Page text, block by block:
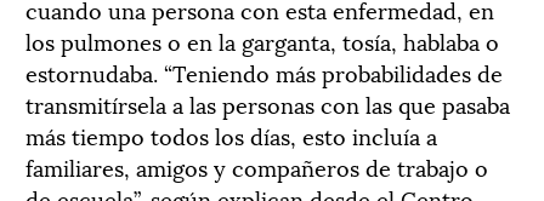
cuando una persona con esta enfermedad, en
los pulmones o en la garganta, tosía, hablaba o
estornudaba. “Teniendo más probabilidades de
transmitírsela a las personas con las que pasaba
más tiempo todos los días, esto incluía a
familiares, amigos y compañeros de trabajo o